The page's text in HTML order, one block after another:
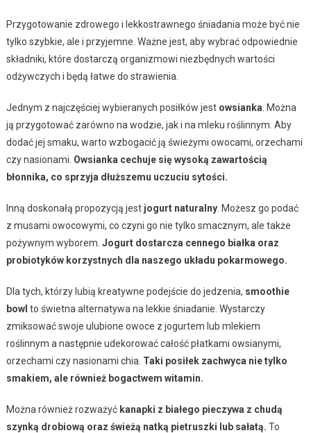
Przygotowanie zdrowego i lekkostrawnego śniadania może być nie
tylko szybkie, ale i przyjemne. Ważne jest, aby wybrać odpowiednie
składniki, które dostarczą organizmowi niezbędnych wartości
odżywczych i będą łatwe do strawienia.
Jednym z najczęściej wybieranych posiłków jest owsianka . Można
ją przygotować zarówno na wodzie, jak i na mleku roślinnym. Aby
dodać jej smaku, warto wzbogacić ją świeżymi owocami, orzechami
czy nasionami. Owsianka cechuje się wysoką zawartością
błonnika, co sprzyja dłuższemu uczuciu sytości.
Inną doskonałą propozycją jest jogurt naturalny. Możesz go podać
z musami owocowymi, co czyni go nie tylko smacznym, ale także
pożywnym wyborem. Jogurt dostarcza cennego białka oraz
probiotyków korzystnych dla naszego układu pokarmowego.
Dla tych, którzy lubią kreatywne podejście do jedzenia, smoothie
bowl to świetna alternatywa na lekkie śniadanie. Wystarczy
zmiksować swoje ulubione owoce z jogurtem lub mlekiem
roślinnym a następnie udekorować całość płatkami owsianymi,
orzechami czy nasionami chia. Taki posiłek zachwyca nie tylko
smakiem, ale również bogactwem witamin.
Można również rozważyć kanapki z białego pieczywa z chudą
szynką drobiową oraz świeżą natką pietruszki lub sałatą. To